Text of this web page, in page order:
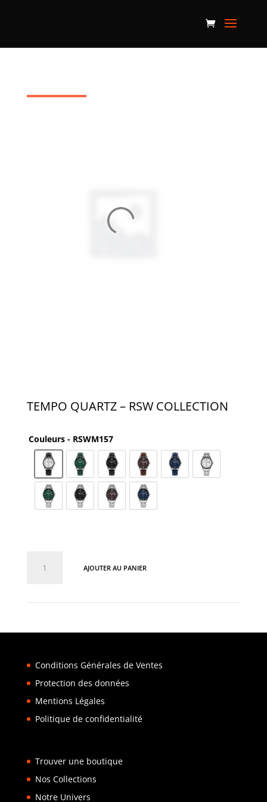
TEMPO QUARTZ – RSW COLLECTION
Couleurs - RSWM157
RSWM157-SL-1RSWM157-SL-12
RSWM157-SL-3RSWM157-SL-4RSWM157-SL-9RSWM157-SS-1
RSWM157-SS-12
RSWM157-SS-3
RSWM157-SS-4RSWM157-SS-9
AJOUTER AU PANIER
Conditions Générales de Ventes
Protection des données
Mentions Légales
Politique de confidentialité
Trouver une boutique
Nos Collections
Notre Univers